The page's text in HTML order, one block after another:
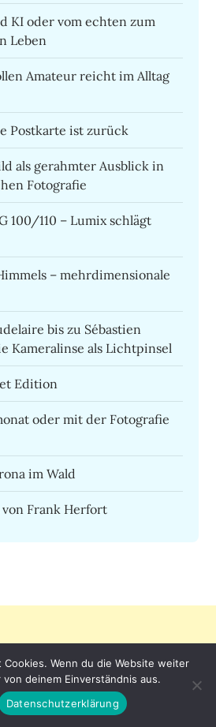
KI oder vom echten zum
Leben
Amateur reicht im Alltag
Postkarte ist zurück
als gerahmter Ausblick in
Fotografie
100/110 – Lumix schlägt
– mehrdimensionale
bis zu Sébastien
Kameralinse als Lichtpinsel
Edition
oder mit der Fotografie
im Wald
von Frank Herfort
online durchblättern
Cookies. Wenn du die Website weiter
deinem Einverständnis aus.
Datenschutzerklärung